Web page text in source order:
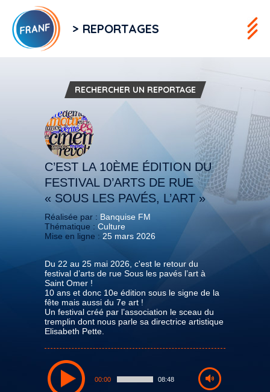
> REPORTAGES
RECHERCHER UN REPORTAGE
C’EST LA 10ÈME ÉDITION DU
FESTIVAL D’ARTS DE RUE
« SOUS LES PAVÉS, L’ART »
Réalisée par : Banquise FM
Thématique : Culture
Mise en ligne : 25 mars 2026
Du 22 au 25 mai 2026, c'est le retour du
festival d’arts de rue Sous les pavés l’art à
Saint Omer !
10 ans et donc 10e édition sous le signe de la
fête mais aussi du 7e art !
Un festival créé par l’association le sceau du
tremplin dont nous parle sa directrice artistique
Elisabeth Pette.
00:00 08:48